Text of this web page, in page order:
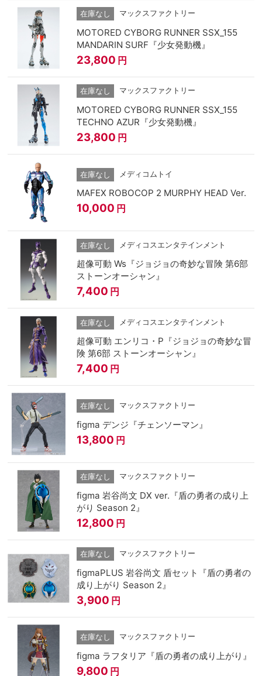
在庫なし マックスファクトリー
MOTORED CYBORG RUNNER SSX_155
MANDARIN SURF『少女発動機』
23,800 円
在庫なし マックスファクトリー
MOTORED CYBORG RUNNER SSX_155
TECHNO AZUR『少女発動機』
23,800 円
在庫なし メディコムトイ
MAFEX ROBOCOP 2 MURPHY HEAD Ver.
10,000 円
在庫なし メディコスエンタテインメント
超像可動 Ws『ジョジョの奇妙な冒険 第6部
ストーンオーシャン』
7,400 円
在庫なし メディコスエンタテインメント
超像可動 エンリコ・P『ジョジョの奇妙な冒
険 第6部 ストーンオーシャン』
7,400 円
在庫なし マックスファクトリー
figma デンジ『チェンソーマン』
13,800 円
在庫なし マックスファクトリー
figma 岩谷尚文 DX ver.『盾の勇者の成り上
がり Season 2』
12,800 円
在庫なし マックスファクトリー
figmaPLUS 岩谷尚文 盾セット『盾の勇者の
成り上がり Season 2』
3,900 円
在庫なし マックスファクトリー
figma ラフタリア『盾の勇者の成り上がり』
9,800 円